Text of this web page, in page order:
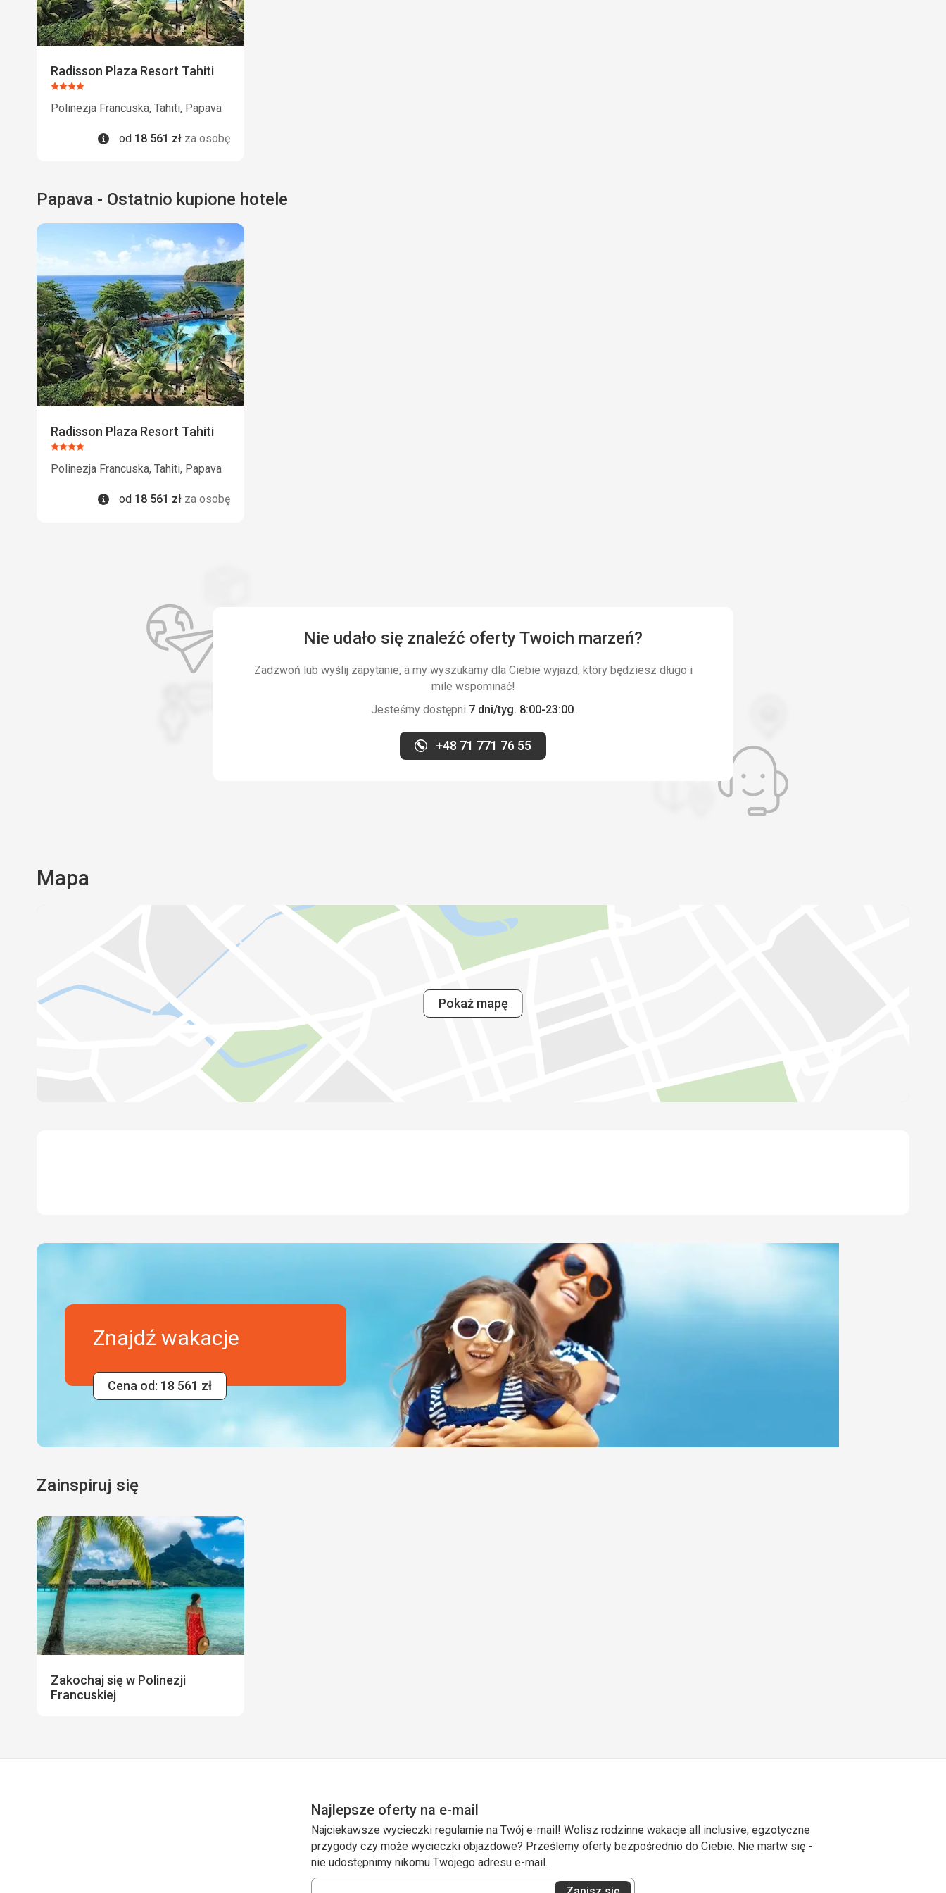
Radisson Plaza Resort Tahiti
Ocena:
4/5
Polinezja Francuska, Tahiti, Papava
Informacje
od 18 561 zł za osobę
Papava - Ostatnio kupione hotele
Radisson Plaza Resort Tahiti
Ocena:
4/5
Polinezja Francuska, Tahiti, Papava
Informacje
od 18 561 zł za osobę
Nie udało się znaleźć oferty Twoich marzeń?
Zadzwoń lub wyślij zapytanie, a my wyszukamy dla Ciebie wyjazd, który będziesz długo i
mile wspominać!
Jesteśmy dostępni 7 dni/tyg. 8:00-23:00.
+48 71 771 76 55
Mapa
Pokaż mapę
Znajdź wakacje
Cena od: 18 561 zł
Zainspiruj się
Zakochaj się w Polinezji
Francuskiej
Najlepsze oferty na e-mail
Najciekawsze wycieczki regularnie na Twój e-mail! Wolisz rodzinne wakacje all inclusive, egzotyczne
przygody czy może wycieczki objazdowe? Prześlemy oferty bezpośrednio do Ciebie. Nie martw się -
nie udostępnimy nikomu Twojego adresu e-mail.
Wprowadź